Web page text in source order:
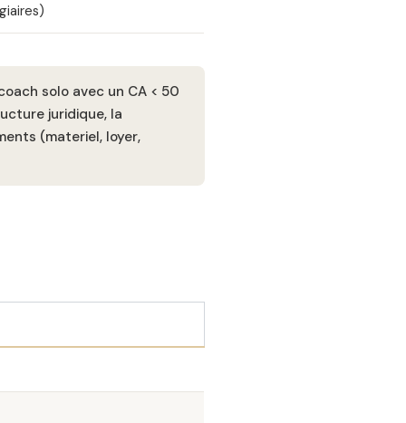
solo avec un CA < 50
juridique, la
(materiel, loyer,